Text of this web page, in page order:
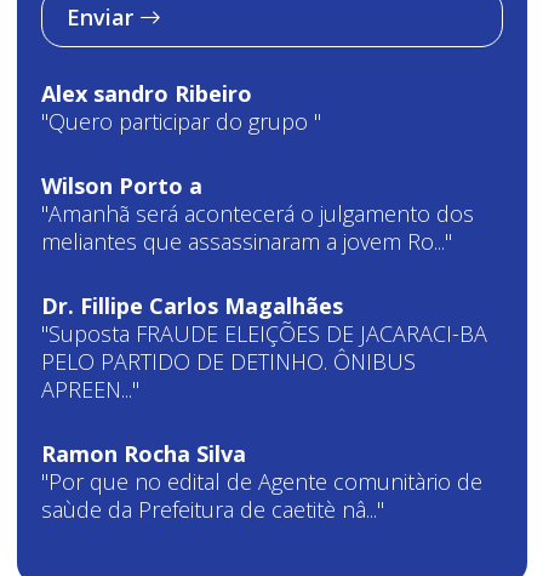
Enviar
Alex sandro Ribeiro
"Quero participar do grupo "
Wilson Porto a
"Amanhã será acontecerá o julgamento dos
meliantes que assassinaram a jovem Ro..."
Dr. Fillipe Carlos Magalhães
"Suposta FRAUDE ELEIÇÕES DE JACARACI-BA
PELO PARTIDO DE DETINHO. ÔNIBUS
APREEN..."
Ramon Rocha Silva
"Por que no edital de Agente comunitàrio de
saùde da Prefeitura de caetitè nâ..."